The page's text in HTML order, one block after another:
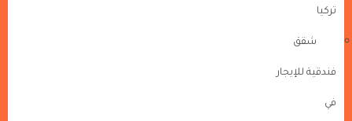
تركيا
شقق
فندقية للإيجار
في